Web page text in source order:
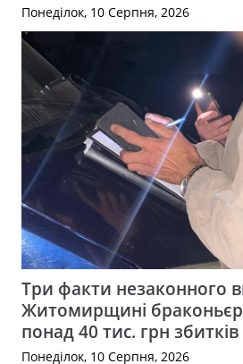
Понеділок, 10 Серпня, 2026
Три факти незаконного
Житомирщині
понад 40 тис. грн збитків
Понеділок, 10 Серпня, 2026